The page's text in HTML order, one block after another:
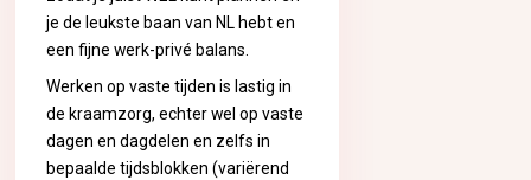
je de leukste baan van NL hebt en
een fijne werk-privé balans.
Werken op vaste tijden is lastig in
de kraamzorg, echter wel op vaste
dagen en dagdelen en zelfs in
bepaalde tijdsblokken (variërend